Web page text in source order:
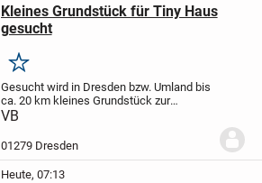
Kleines Grundstück für Tiny Haus
gesucht
Merken
Gesucht wird in Dresden bzw. Umland bis
ca. 20 km kleines Grundstück zur
Pacht/Miete/Kauf für Stellung eines Tiny
VB
01279 Dresden
Heute, 07:13